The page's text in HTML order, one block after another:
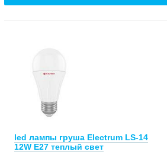
led лампы груша Electrum LS-14
12W E27 теплый свет